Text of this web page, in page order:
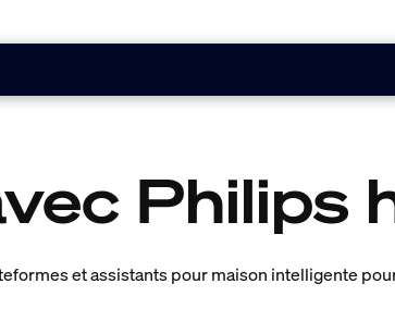
Philips
et assistants pour maison intelligente